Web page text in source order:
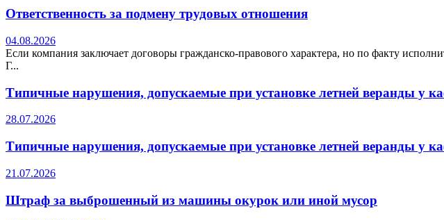
Ответственность за подмену трудовых отношения
04.08.2026
Если компания заключает договоры гражданско-правового характера, но по факту
Г...
Типичные нарушения, допускаемые при установке летней веранды у
28.07.2026
Типичные нарушения, допускаемые при установке летней веранды у
21.07.2026
Штраф за выброшенный из машины окурок или иной мусор